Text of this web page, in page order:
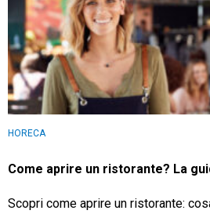
HORECA
Come aprire un ristorante? La
Scopri come aprire un ristorante: